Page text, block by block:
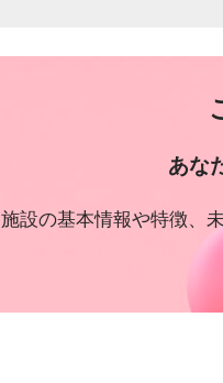
あな
施設の基本情報や特徴、